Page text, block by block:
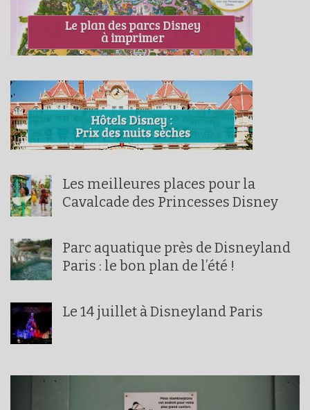
Les meilleures places pour la
Cavalcade des Princesses Disney
Parc aquatique près de Disneyland
Paris : le bon plan de l’été !
Le 14 juillet à Disneyland Paris